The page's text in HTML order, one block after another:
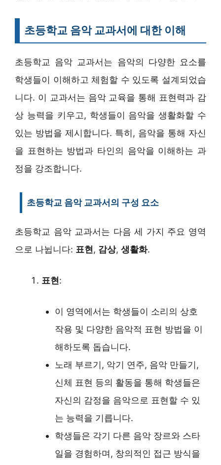
초등학교 음악 교과서에 대한 이해
초등학교 음악 교과서는 음악의 다양한 요소를
학생들이 이해하고 체험할 수 있도록 설계되었습
니다. 이 교과서는 음악 교육을 통해 표현력과 감
상 능력을 키우고, 학생들이 음악을 생활화할 수
있는 방법을 제시합니다. 특히, 음악을 통해 자신
을 표현하는 방법과 타인의 음악을 이해하는 과
정을 강조합니다.
초등학교 음악 교과서의 구성 요소
초등학교 음악 교과서는 다음 세 가지 주요 영역
으로 나뉩니다: 표현, 감상, 생활화.
표현:
이 영역에서는 학생들이 소리의 상호
작용 및 다양한 음악적 표현 방법을 이
해하도록 돕습니다.
노래 부르기, 악기 연주, 음악 만들기,
신체 표현 등의 활동을 통해 학생들은
자신의 감정을 음악으로 표현할 수 있
는 능력을 기릅니다.
학생들은 각기 다른 음악 장르와 스타
일을 경험하며, 창의적인 접근 방식을